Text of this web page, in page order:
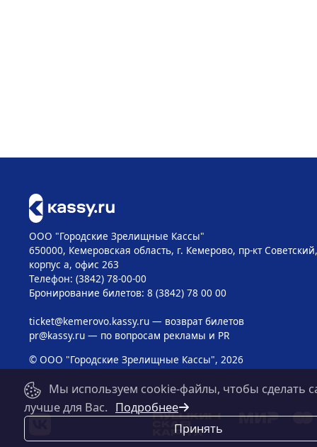
ООО "Городские Зрелищные Кассы"
650000, Кемеровская область, г. Кемерово, пр-кт
корпус а, офис 263
Телефон: (3842) 78-00-00
Бронирование билетов: 8 (3842) 78 00 00
ticket@kemerovo.kassy.ru— возврат билетов
pr@kassy.ru— по вопросам рекламы и PR
© ООО "Городские Зрелищные Кассы", 2026
Мы используем cookie-файлы, чтобы сделать
лучше для Вас. Подробнее
Принять